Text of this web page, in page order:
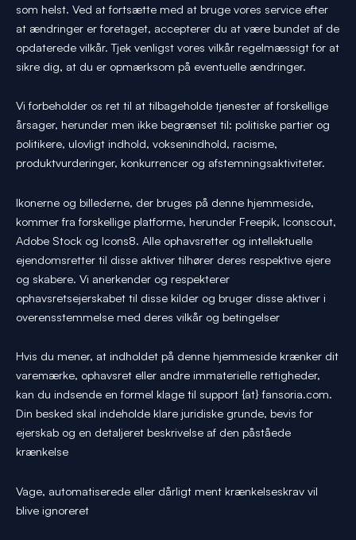
som helst. Ved at fortsætte med at bruge vores service efter
at ændringer er foretaget, accepterer du at være bundet af de
opdaterede vilkår. Tjek venligst vores vilkår regelmæssigt for at
sikre dig, at du er opmærksom på eventuelle ændringer.
Vi forbeholder os ret til at tilbageholde tjenester af forskellige
årsager, herunder men ikke begrænset til: politiske partier og
politikere, ulovligt indhold, voksenindhold, racisme,
produktvurderinger, konkurrencer og afstemningsaktiviteter.
Ikonerne og billederne, der bruges på denne hjemmeside,
kommer fra forskellige platforme, herunder Freepik, Iconscout,
Adobe Stock og Icons8. Alle ophavsretter og intellektuelle
ejendomsretter til disse aktiver tilhører deres respektive ejere
og skabere. Vi anerkender og respekterer
ophavsretsejerskabet til disse kilder og bruger disse aktiver i
overensstemmelse med deres vilkår og betingelser
Hvis du mener, at indholdet på denne hjemmeside krænker dit
varemærke, ophavsret eller andre immaterielle rettigheder,
kan du indsende en formel klage til support {at} fansoria.com.
Din besked skal indeholde klare juridiske grunde, bevis for
ejerskab og en detaljeret beskrivelse af den påståede
krænkelse
Vage, automatiserede eller dårligt ment krænkelseskrav vil
blive ignoreret